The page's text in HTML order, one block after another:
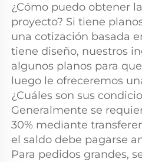
¿Cómo puedo obtener
proyecto? Si tiene
una cotización basada
tiene diseño, nuestros
algunos planos para
luego le ofreceremos
¿Cuáles son sus
Generalmente se
30% mediante
el saldo debe pagarse
Para pedidos grandes,